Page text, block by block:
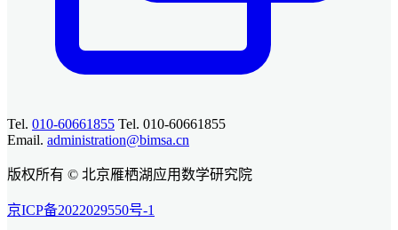
Tel. 010-60661855 Tel. 010-60661855
Email. administration@bimsa.cn
版权所有 © 北京雁栖湖应用数学研究院
京ICP备2022029550号-1